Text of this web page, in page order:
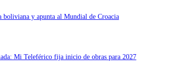
boliviana y apunta al Mundial de Croacia
Mi Teleférico fija inicio de obras para 2027